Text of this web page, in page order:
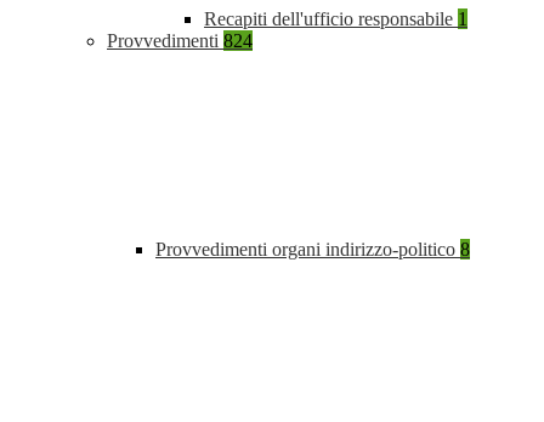
Recapiti dell'ufficio responsabile 1
Provvedimenti 824
Provvedimenti organi indirizzo-politico 8